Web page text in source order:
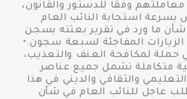
وفقا للدستور والقانون،
بسرعة استجابة النائب العام
شأن ما ورد في تقرير بعثته بسجن
عن الزيارات المفاجئة لسبعة سجون.•
حملة لمكافحة العنف والتعذيب،
متكاملة تشمل جميع عناصر
والثقافي والديني في هذا
عاجل للنائب العام في شأن